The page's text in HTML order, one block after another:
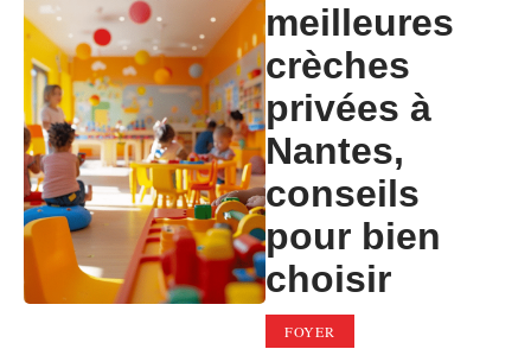
meilleures
crèches
privées à
Nantes,
conseils
pour bien
choisir
FOYER